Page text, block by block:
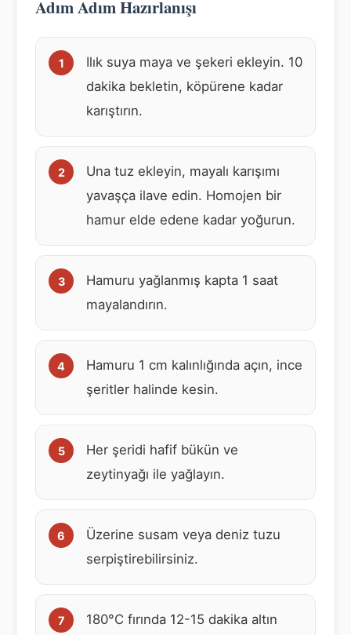
Adım Adım Hazırlanışı
Ilık suya maya ve şekeri ekleyin. 10
dakika bekletin, köpürene kadar
karıştırın.
Una tuz ekleyin, mayalı karışımı
yavaşça ilave edin. Homojen bir
hamur elde edene kadar yoğurun.
Hamuru yağlanmış kapta 1 saat
mayalandırın.
Hamuru 1 cm kalınlığında açın, ince
şeritler halinde kesin.
Her şeridi hafif bükün ve
zeytinyağı ile yağlayın.
Üzerine susam veya deniz tuzu
serpiştirebilirsiniz.
180°C fırında 12-15 dakika altın